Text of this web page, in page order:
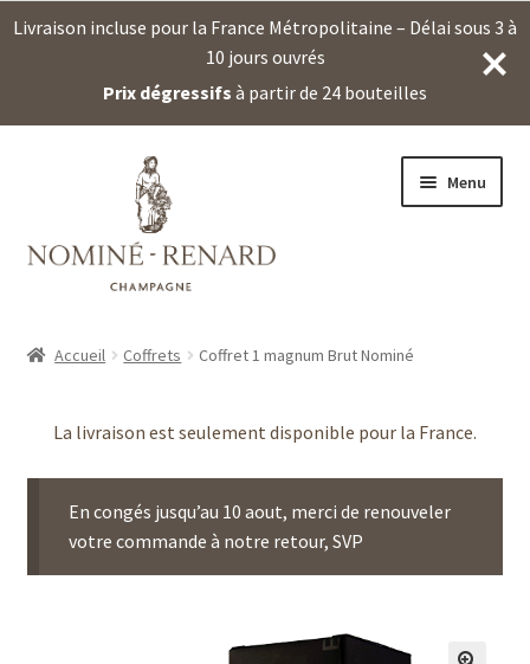
Livraison incluse pour la France Métropolitaine – Délai sous 3 à
10 jours ouvrés
Prix dégressifs à partir de 24 bouteilles
navigation
Menu
Accueil Coffrets Coffret 1 magnum Brut Nominé
La livraison est seulement disponible pour la France.
En congés jusqu’au 10 aout, merci de renouveler
votre commande à notre retour, SVP